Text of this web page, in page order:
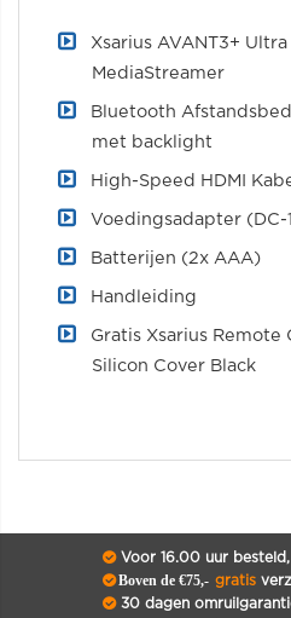
Xsarius AVANT3+
MediaStreamer
Bluetooth
met backlight
High-Speed HDMI
Voedingsadapter (DC-
Batterijen (2x AAA)
Handleiding
Gratis Xsarius Remote
Silicon Cover Black
Voor 16.00 uur
Boven de €75,- gratis
30 dagen